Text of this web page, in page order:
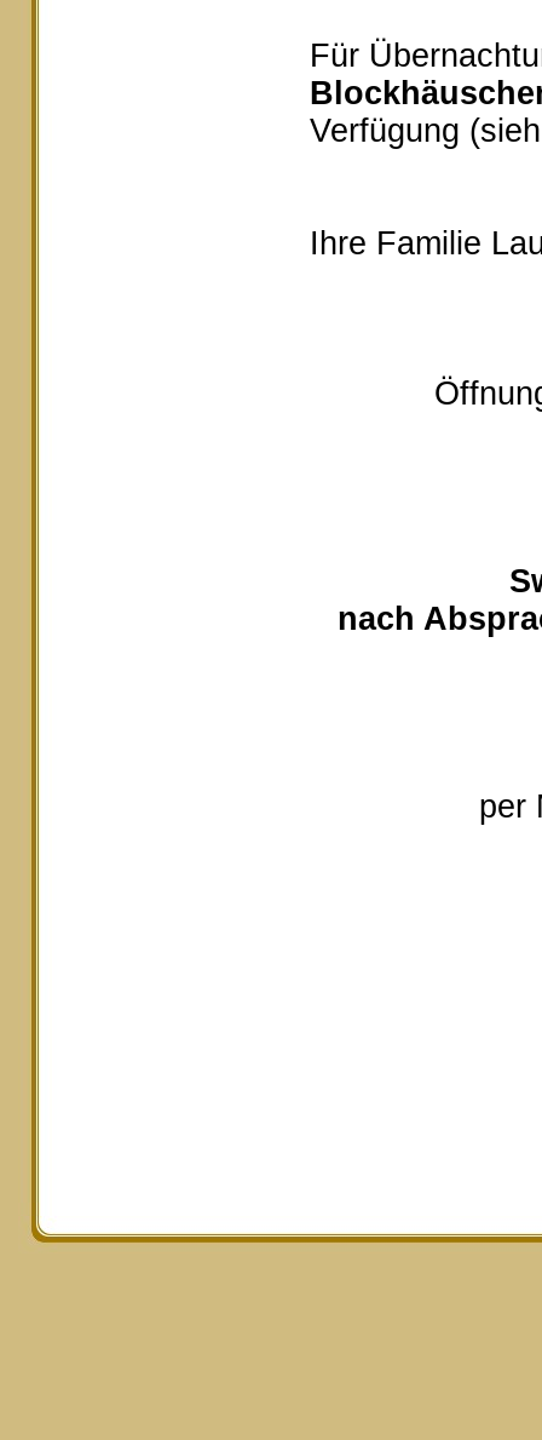
Für
Verfügung
Ihre Familie
nach
per